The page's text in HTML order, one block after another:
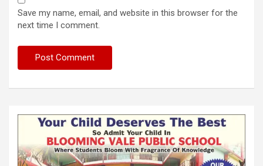
Save my name, email, and website in this browser for the
next time I comment.